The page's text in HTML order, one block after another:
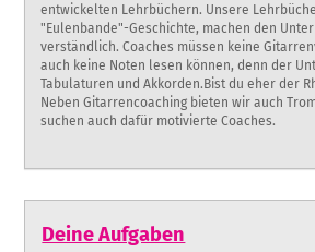
entwickelten Lehrbüchern. Unsere
"Eulenbande"-Geschichte, machen den
verständlich. Coaches müssen keine
auch keine Noten lesen können, denn der
Tabulaturen und Akkorden.Bist du eher der
Neben Gitarrencoaching bieten wir auch
suchen auch dafür motivierte Coaches.
Deine Aufgaben